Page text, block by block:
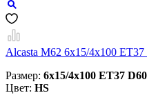
Alcasta M62 6x15/4x100 ET37
Размер: 6x15/4x100 ET37
Цвет: HS